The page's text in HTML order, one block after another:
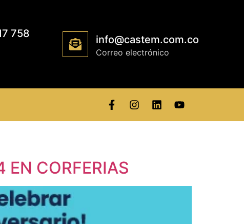
758
info@castem.com.co
Correo electrónico
CORFERIAS